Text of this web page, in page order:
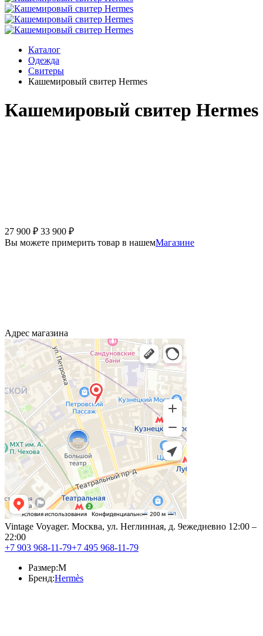
Каталог
Одежда
Свитеры
Кашемировый свитер Hermes
Кашемировый свитер Hermes
27 900 ₽ 33 900 ₽
Вы можете примерить товар в нашемМагазине
Адрес магазина
Vintage Voyageг. Москва, ул. Неглинная, д. 9ежедневно 12:00 –
22:00
+7 903 968-11-79+7 495 968-11-79
Бренд:Hermès
Размер:M